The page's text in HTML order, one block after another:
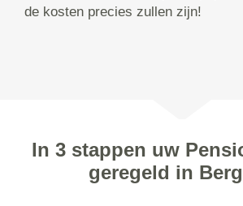
de kosten precies zullen zijn!
In 3 stappen uw
geregeld in